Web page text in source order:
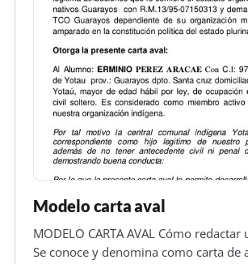
Modelo carta aval
MODELO CARTA AVAL Cómo redactar
Se conoce y denomina como carta de